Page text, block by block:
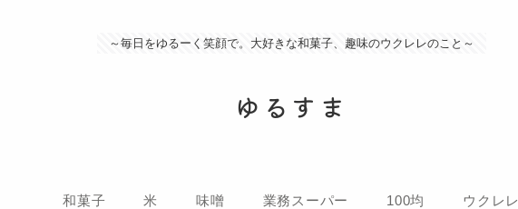
～毎日をゆるーく笑顔で。大好きな和菓子、趣味のウクレレのこと～
ゆるすま
和菓子 米 味噌 業務スーパー 100均 ウクレレ